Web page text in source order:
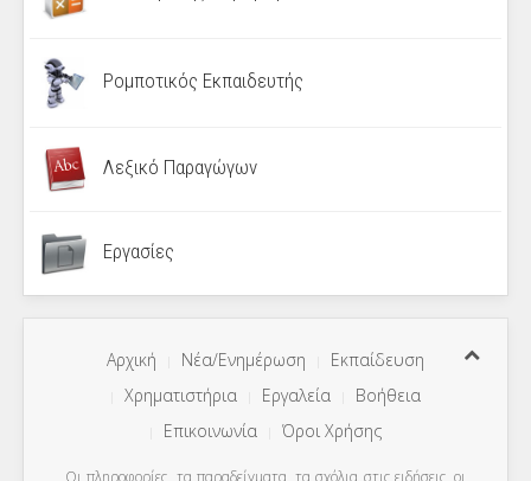
Ρομποτικός Εκπαιδευτής
Λεξικό Παραγώγων
Εργασίες
Αρχική Νέα/Ενημέρωση
Εκπαίδευση
Χρηματιστήρια
Εργαλεία
Βοήθεια
Επικοινωνία
Όροι Χρήσης